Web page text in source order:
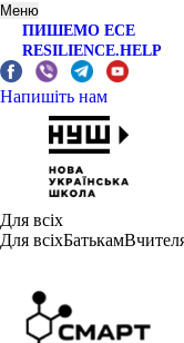
Меню
ПИШЕМО ЕСЕ
RESILIENCE.HELP
Напишіть нам
Для всіх
Для всіхБатькам